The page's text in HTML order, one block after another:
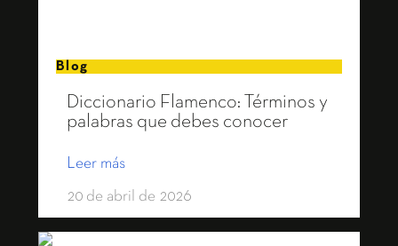
Blog
Diccionario Flamenco: Términos y
palabras que debes conocer
Leer más
20 de abril de 2026